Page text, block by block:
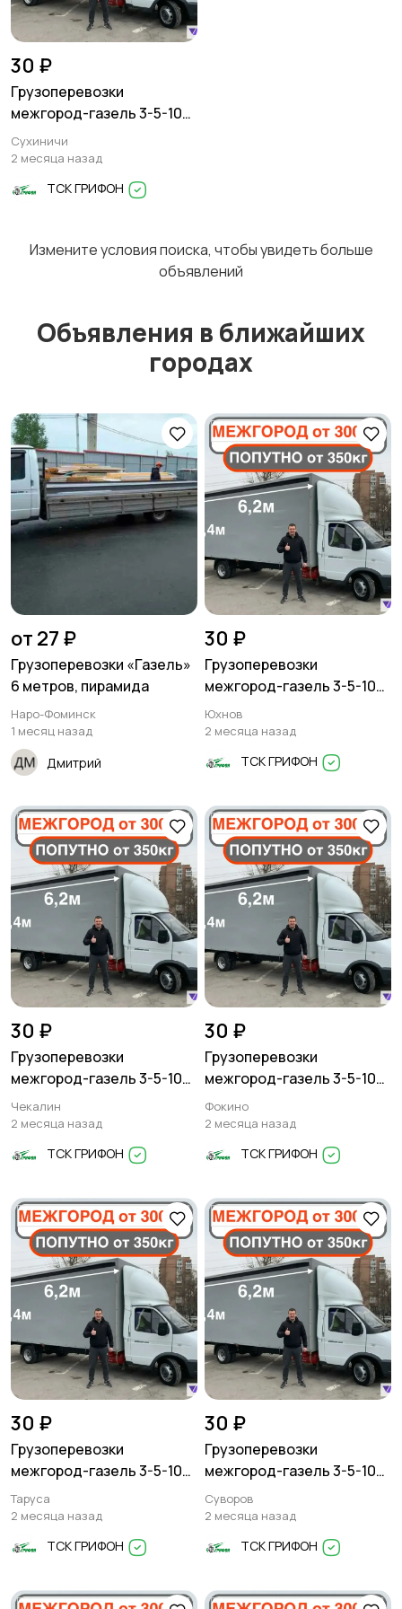
Уборка
Обучение Красота и здоровье
Деловые услуги
Писатели Сценаристы
Фото- и видеосъемка
Изготовление на
заказ
Продукты питания
Уход за животными Юридические услуги
Другое1
30 ₽
Грузоперевозки
межгород-газель 3-5-10
тонн
Сухиничи
2 месяца назад
ТСК ГРИФОН
Измените условия поиска, чтобы увидеть больше
объявлений
Объявления в ближайших
городах
от 27 ₽
Грузоперевозки «Газель»
6 метров, пирамида
Наро-Фоминск
1 месяц назад
Дмитрий
30 ₽
Грузоперевозки
межгород-газель 3-5-10
тонн
Юхнов
2 месяца назад
ТСК ГРИФОН
30 ₽
Грузоперевозки
межгород-газель 3-5-10
тонн
Чекалин
2 месяца назад
ТСК ГРИФОН
30 ₽
Грузоперевозки
межгород-газель 3-5-10
тонн
Фокино
2 месяца назад
ТСК ГРИФОН
30 ₽
Грузоперевозки
межгород-газель 3-5-10
тонн
Таруса
2 месяца назад
ТСК ГРИФОН
30 ₽
Грузоперевозки
межгород-газель 3-5-10
тонн
Суворов
2 месяца назад
ТСК ГРИФОН